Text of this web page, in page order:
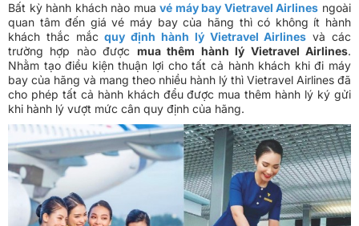
Bất kỳ hành khách nào muavé máy bay Vietravel Airlines ngoài
quan tâm đến giá vé máy bay của hãng thì có không ít hành
khách thắc mắcquy định hành lý Vietravel Airlines và các
trường hợp nào được mua thêm hành lý Vietravel Airlines.
Nhằm tạo điều kiện thuận lợi cho tất cả hành khách khi đi máy
bay của hãng và mang theo nhiều hành lý thì Vietravel Airlines đã
cho phép tất cả hành khách đểu được mua thêm hành lý ký gửi
khi hành lý vượt mức cân quy định của hãng.